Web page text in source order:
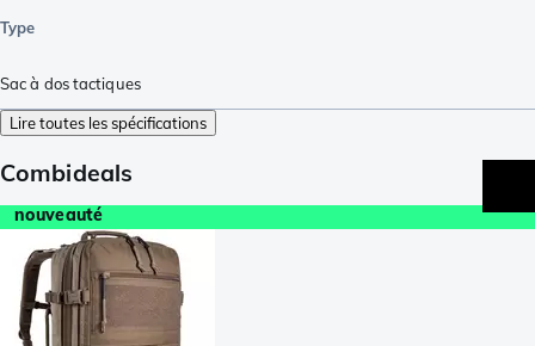
Type
Sac à dos tactiques
Lire toutes les spécifications
Combideals
nouveauté